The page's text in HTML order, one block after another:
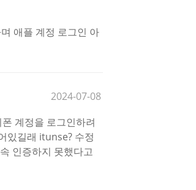
애플 계정 로그인 아
2024-07-08
계정을 로그인하려
있길래 itunse? 수정
인증하지 못했다고